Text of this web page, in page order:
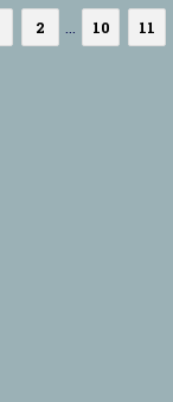
2 10 11